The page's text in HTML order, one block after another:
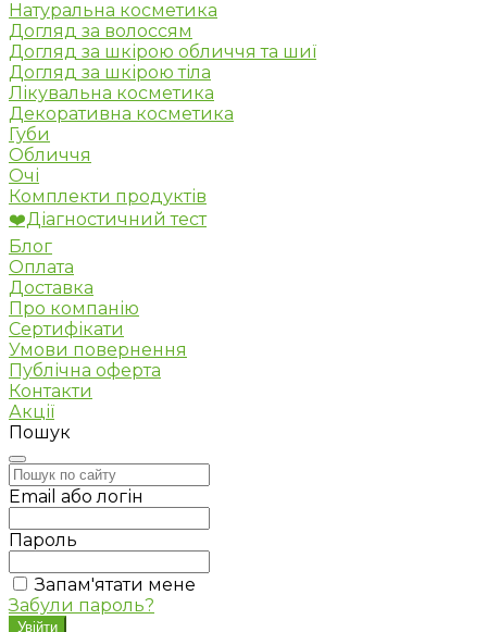
Натуральна косметика
Догляд за волоссям
Догляд за шкірою обличчя та шиї
Догляд за шкірою тіла
Лікувальна косметика
Декоративна косметика
Губи
Обличчя
Очі
Комплекти продуктів
❤️Діагностичний тест
Блог
Оплата
Доставка
Про компанію
Сертифікати
Умови повернення
Публічна оферта
Контакти
Акції
Пошук
Email або логін
Пароль
Запам'ятати мене
Забули пароль?